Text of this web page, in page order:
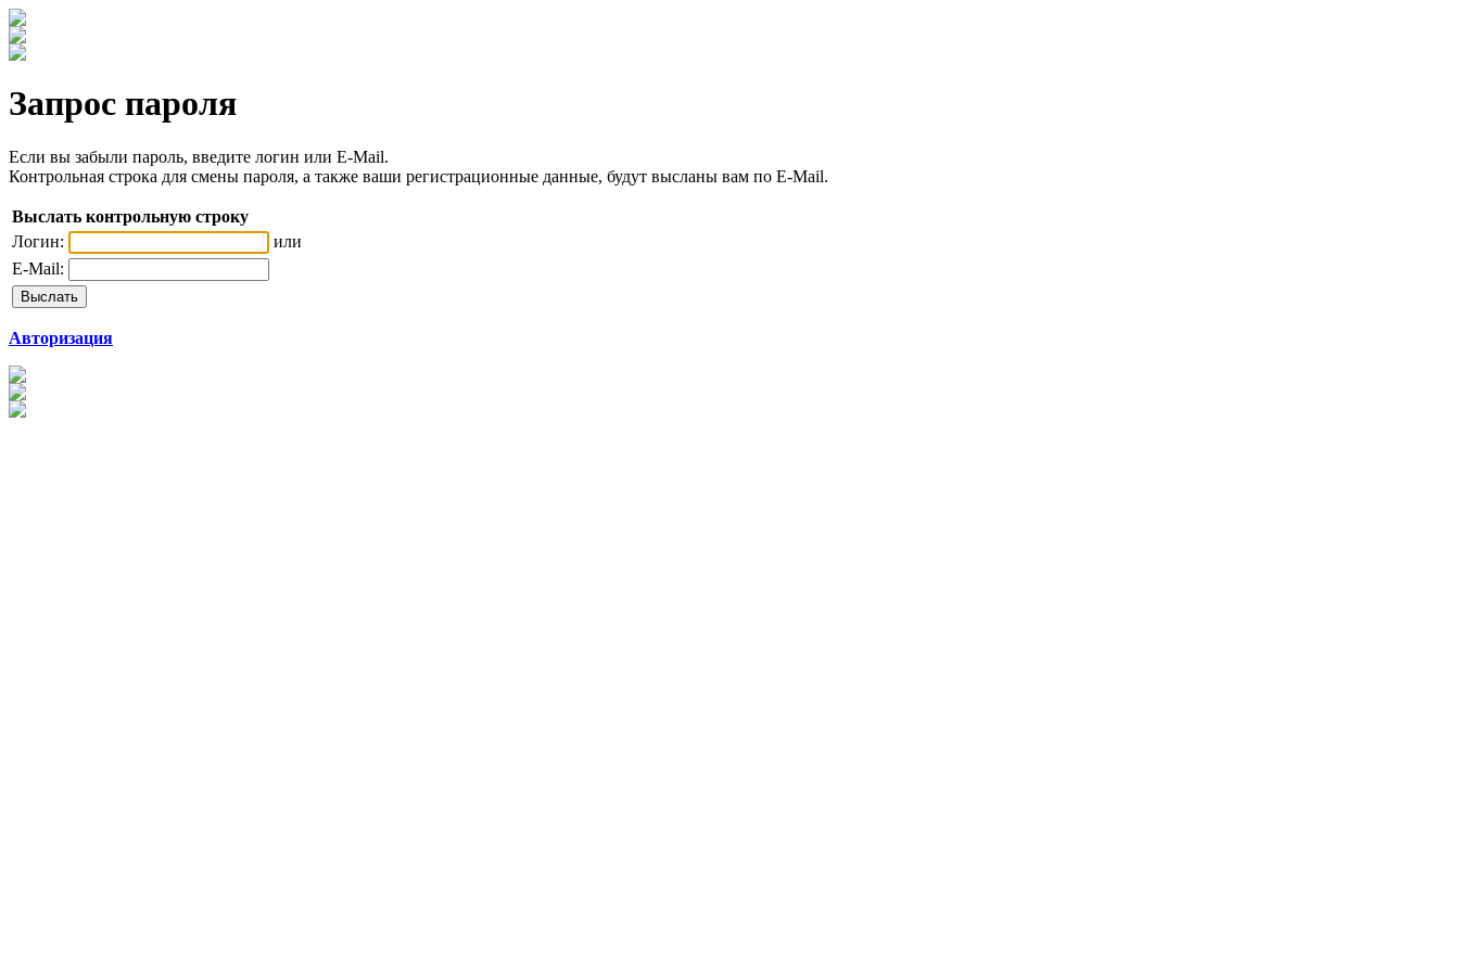
Запрос пароля
Если вы забыли пароль, введите логин или E-Mail.
Контрольная строка для смены пароля, а также ваши регистрационные данные, будут высланы вам по E-Mail.
Выслать контрольную строку
Логин:
или
E-Mail:
Авторизация